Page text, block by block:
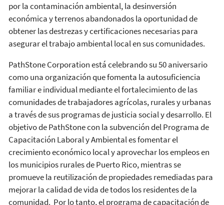
por la contaminación ambiental, la desinversión
económica y terrenos abandonados la oportunidad de
obtener las destrezas y certificaciones necesarias para
asegurar el trabajo ambiental local en sus comunidades.
PathStone Corporation está celebrando su 50 aniversario
como una organización que fomenta la autosuficiencia
familiar e individual mediante el fortalecimiento de las
comunidades de trabajadores agrícolas, rurales y urbanas
a través de sus programas de justicia social y desarrollo. El
objetivo de PathStone con la subvención del Programa de
Capacitación Laboral y Ambiental es fomentar el
crecimiento económico local y aprovechar los empleos en
los municipios rurales de Puerto Rico, mientras se
promueve la reutilización de propiedades remediadas para
mejorar la calidad de vida de todos los residentes de la
comunidad. Por lo tanto, el programa de capacitación de